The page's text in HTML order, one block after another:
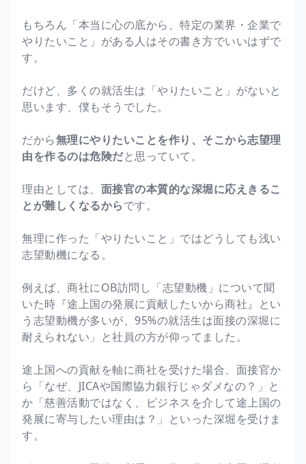
もちろん「本当に心の底から、特定の業界・企業で
やりたいこと」がある人はその書き方でいいはずで
す。
だけど、多くの就活生は「やりたいこと」がないと
思います、僕もそうでした。
だから無理にやりたいことを作り、そこから志望理
由を作るのは危険だと思っていて。
理由としては、 面接官の本質的な深堀に応えきるこ
とが難しくなるからです。
無理に作った「やりたいこと」ではどうしても浅い
志望動機になる。
例えば、商社にOB訪問し「志望動機」について聞
いた時『途上国の発展に貢献したいから商社』とい
う志望動機が多いが、95%の就活生は面接の深堀に
耐えられない」と社員の方が仰ってました。
途上国への貢献を軸に商社を受けた場合、面接官か
ら「なぜ、JICAや国際協力銀行じゃダメなの？」と
か「慈善活動ではなく、ビジネスを介して途上国の
発展に寄与したい理由は？」といった深堀を受けま
す。